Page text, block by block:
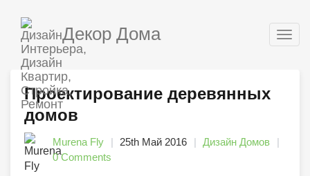
Декор Дома
Проектирование деревянных
домов
Murena Fly 25th Май 2016
Дизайн Домов
0 Comments